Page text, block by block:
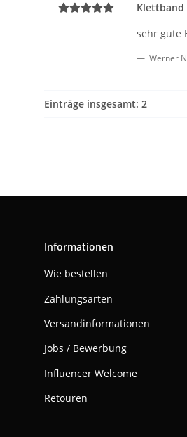
Klettband
sehr gute
Werner N
Einträge insgesamt: 2
Informationen
Wie bestellen
Zahlungsarten
Versandinformationen
Jobs / Bewerbung
Influencer Welcome
Retouren